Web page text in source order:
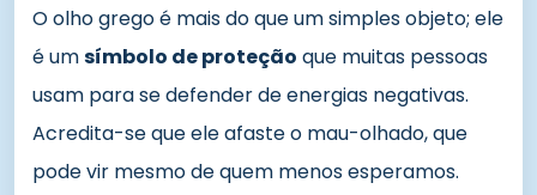
O olho grego é mais do que um simples objeto; ele
é umsímbolo de proteção que muitas pessoas
usam para se defender de energias negativas.
Acredita-se que ele afaste o mau-olhado, que
pode vir mesmo de quem menos esperamos.